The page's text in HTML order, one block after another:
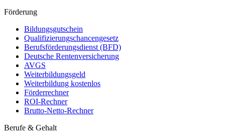
Förderung
Bildungsgutschein
Qualifizierungschancengesetz
Berufsförderungsdienst (BFD)
Deutsche Rentenversicherung
AVGS
Weiterbildungsgeld
Weiterbildung kostenlos
Förderrechner
ROI-Rechner
Brutto-Netto-Rechner
Berufe & Gehalt